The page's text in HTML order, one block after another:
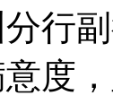
行
度